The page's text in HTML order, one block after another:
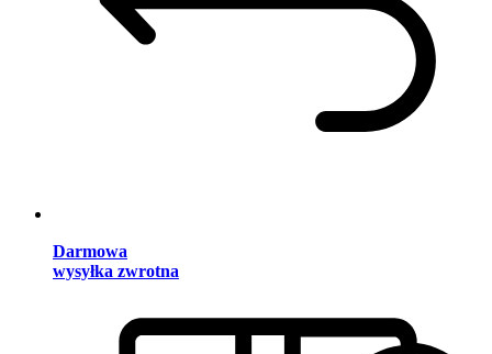
Darmowa
wysyłka zwrotna